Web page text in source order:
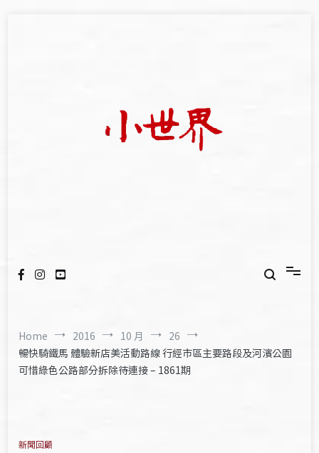
Home 2016 10 月
26
暢快騎鐵馬 體驗新店美活動路線 行經市區主要路段及河濱公園
可惜綠色公路部分拆除待連接 – 1861期
新聞回顧